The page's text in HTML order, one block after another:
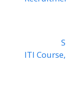
ITI Course,